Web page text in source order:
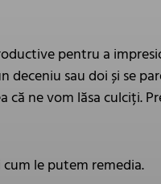
pentru a
sau doi și se
ne vom lăsa culciți.
le putem remedia.